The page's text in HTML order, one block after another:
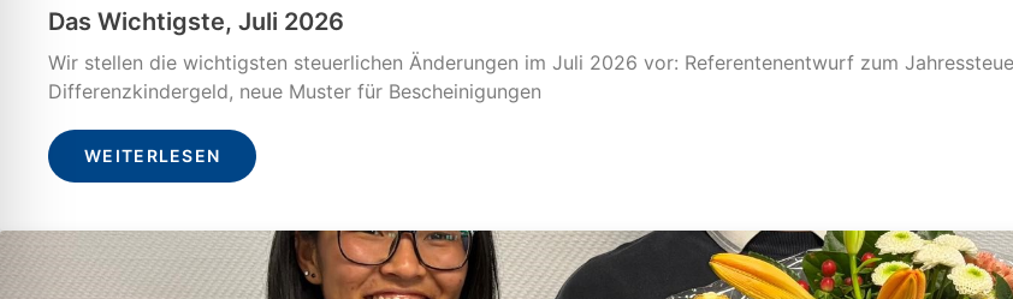
Das Wichtigste, Juli 2026
Wir stellen die wichtigsten steuerlichen Änderungen im Juli 2026 vor: Referentenentwurf zum
Differenzkindergeld, neue Muster für Bescheinigungen
WEITERLESEN